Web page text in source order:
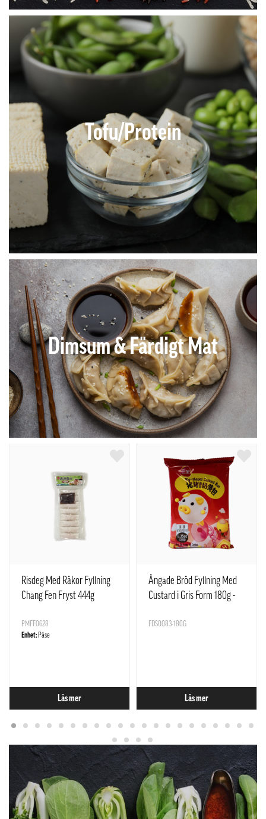
Tofu/Protein
Dimsum & Färdigt Mat
Risdeg Med Räkor Fyllning
Chang Fen Fryst 444g
PMFF0628
Enhet: Påse
Läs mer
Ångade Bröd Fyllning Med
Custard i Gris Form 180g -
FDS0083-180G
Läs mer